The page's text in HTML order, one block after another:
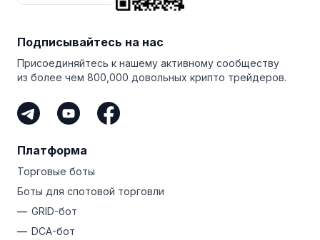
делят выигрыш.
чтобы зарабатывать на Bitsgap. Если у вас есть
аудитория и вы делитесь своей уникальной
ссылкой, вы можете стать партнером Bitsgap. Это
самый простой способ заработать криптовалюту,
не рискуя собственными деньгами.
Подписывайтесь на нас
Присоединяйтесь к нашему активному сообществу
из более чем 800,000 довольных крипто трейдеров.
Платформа
Торговые боты
Боты для спотовой торговли
GRID-бот
DCA-бот